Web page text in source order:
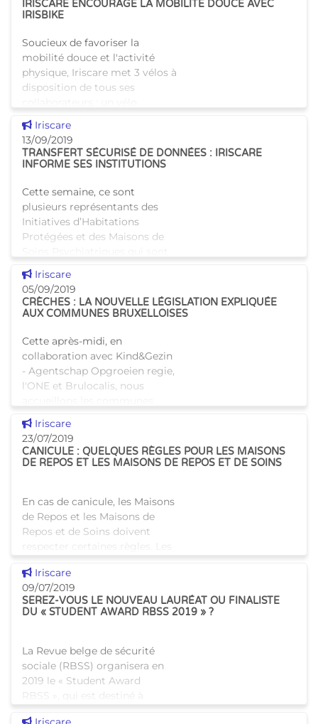
IRISCARE ENCOURAGE LA MOBILITÉ DOUCE AVEC
IRISBIKE
Soucieux de favoriser la
mobilité douce et l'activité
physique, Iriscare met 3 vélos à
disposition de tous ses
ordinaire, un mini-vélo et un
vélo électrique. Les co
Voir cette news
Iriscare
13/09/2019
TRANSFERT SÉCURISÉ DE DONNÉES : IRISCARE
INFORME SES INSTITUTIONS
Cette semaine, ce sont
plusieurs représentants des
Initiatives d’Habitations
Protégées et des Maisons de
venus chez Iriscare. Nos
équipes les avaient invités ce
Voir cette news
Iriscare
05/09/2019
CRÈCHES : LA NOUVELLE LÉGISLATION EXPLIQUÉE
AUX COMMUNES BRUXELLOISES
Cette après-midi, en
collaboration avec Kind&Gezin
- Agentschap Opgroeien regie,
l'ONE et Brulocalis, nous
bruxelloises dans nos
bâtiments. L'objectif est de leur
exp
Voir cette news
Iriscare
23/07/2019
CANICULE : QUELQUES RÈGLES POUR LES MAISONS
DE REPOS ET LES MAISONS DE REPOS ET DE SOINS
En cas de canicule, les Maisons
de Repos et les Maisons de
Repos et de Soins doivent
doivent disposer d'un lieu de
vie climatisé et de
Voir cette news
Iriscare
09/07/2019
SEREZ-VOUS LE NOUVEAU LAURÉAT OU FINALISTE
DU « STUDENT AWARD RBSS 2019 » ?
La Revue belge de sécurité
sociale (RBSS) organisera en
2019 le « Student Award
RBSS », qui est destiné à
Voir cette news